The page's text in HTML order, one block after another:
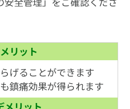
メリット
げることができます
鎮痛効果が得られます